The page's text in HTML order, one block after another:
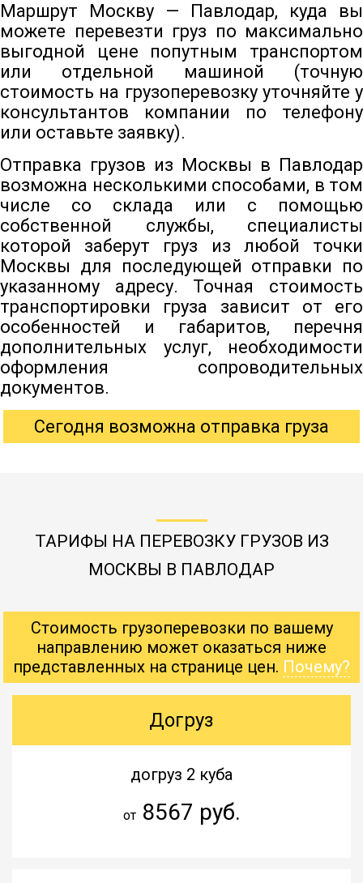
Маршрут Москву — Павлодар, куда вы
можете перевезти груз по максимально
выгодной цене попутным транспортом
или отдельной машиной (точную
стоимость на грузоперевозку уточняйте у
консультантов компании по телефону
или оставьте заявку).
Отправка грузов из Москвы в Павлодар
возможна несколькими способами, в том
числе со склада или с помощью
собственной службы, специалисты
которой заберут груз из любой точки
Москвы для последующей отправки по
указанному адресу. Точная стоимость
транспортировки груза зависит от его
особенностей и габаритов, перечня
дополнительных услуг, необходимости
оформления сопроводительных
документов.
Сегодня возможна отправка груза
ТАРИФЫ НА ПЕРЕВОЗКУ ГРУЗОВ ИЗ
МОСКВЫ В ПАВЛОДАР
Стоимость грузоперевозки по вашему
направлению может оказаться ниже
представленных на странице цен. Почему?
Догруз
догруз 2 куба
от8567 руб.